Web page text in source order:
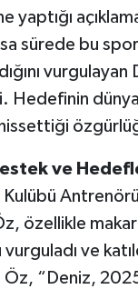
yaptığı
sürede bu
Hedefinin
hissettiği
ve
özellikle
ve
Öz, “Deniz,